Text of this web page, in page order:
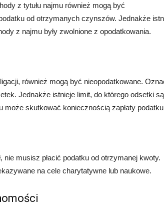
z tytułu najmu również mogą być
od otrzymanych czynszów. Jednakże
z najmu były zwolnione z opodatkowania.
również mogą być nieopodatkowane.
Jednakże istnieje limit, do którego odsetki są
skutkować koniecznością zapłaty
musisz płacić podatku od otrzymanej kwoty.
na cele charytatywne lub naukowe.